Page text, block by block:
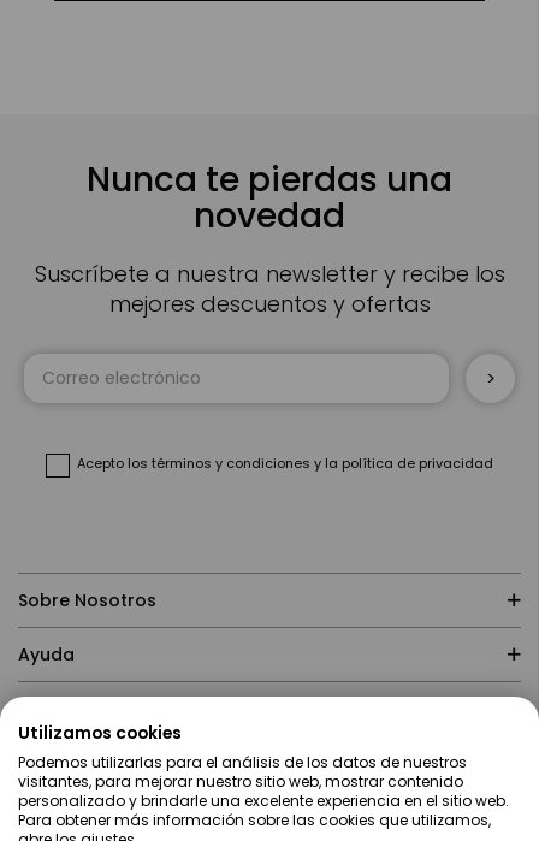
Nunca te pierdas una
novedad
Suscríbete a nuestra newsletter y recibe los
mejores descuentos y ofertas
Inscríbase
Acepto los términos y condiciones y la política de privacidad
Sobre Nosotros
Ayuda
Contacto
Utilizamos cookies
Podemos utilizarlas para el análisis de los datos de nuestros
visitantes, para mejorar nuestro sitio web, mostrar contenido
personalizado y brindarle una excelente experiencia en el sitio web.
Para obtener más información sobre las cookies que utilizamos,